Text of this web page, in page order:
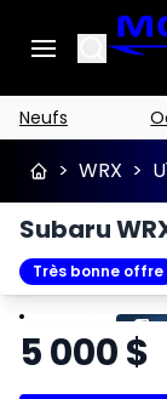
Search
Neufs
> WRX >
Subaru
Très bonne offre
Arrêter
5 000$